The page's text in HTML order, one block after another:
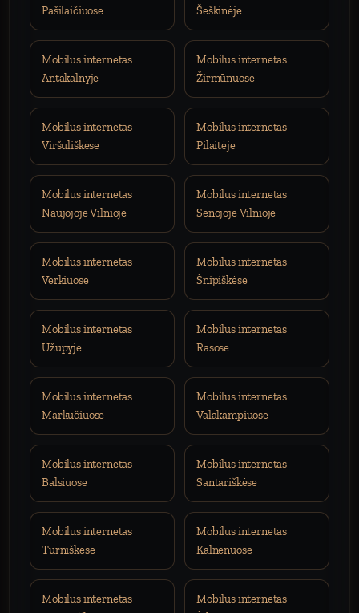
Pašilaičiuose
Šeškinėje
Mobilus internetas
Antakalnyje
Mobilus internetas
Žirmūnuose
Mobilus internetas
Viršuliškėse
Mobilus internetas
Pilaitėje
Mobilus internetas
Naujojoje Vilnioje
Mobilus internetas
Senojoje Vilnioje
Mobilus internetas
Verkiuose
Mobilus internetas
Šnipiškėse
Mobilus internetas
Užupyje
Mobilus internetas
Rasose
Mobilus internetas
Markučiuose
Mobilus internetas
Valakampiuose
Mobilus internetas
Balsiuose
Mobilus internetas
Santariškėse
Mobilus internetas
Turniškėse
Mobilus internetas
Kalnėnuose
Mobilus internetas
Mobilus internetas